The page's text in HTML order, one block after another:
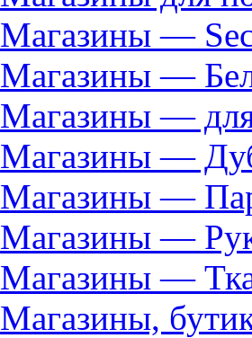
Магазины —
Магазины —
Магазины —
Магазины —
Магазины —
Магазины —
Магазины —
Магазины,